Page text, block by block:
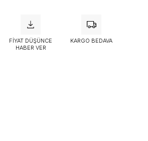
FIYAT DÜŞÜNCE
HABER VER
KARGO BEDAVA